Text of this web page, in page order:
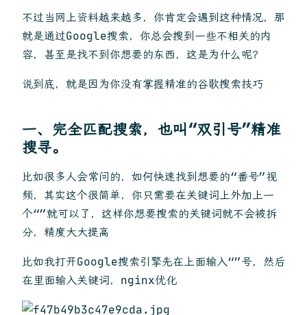
不过当网上资料越来越多，你肯定会遇到这种情况，那
就是通过Google搜索，你总会搜到一些不相关的内
容，甚至是找不到你想要的东西，这是为什么呢？
说到底，就是因为你没有掌握精准的谷歌搜索技巧
一、完全匹配搜索，也叫“双引号”精准
搜寻。
比如很多人会常问的，如何快速找到想要的“番号”视
频，其实这个很简单，你只需要在关键词上外加上一
个“”就可以了，这样你想要搜索的关键词就不会被拆
分，精度大大提高
比如我打开Google搜索引擎先在上面输入“”号，然后
在里面输入关键词，nginx优化